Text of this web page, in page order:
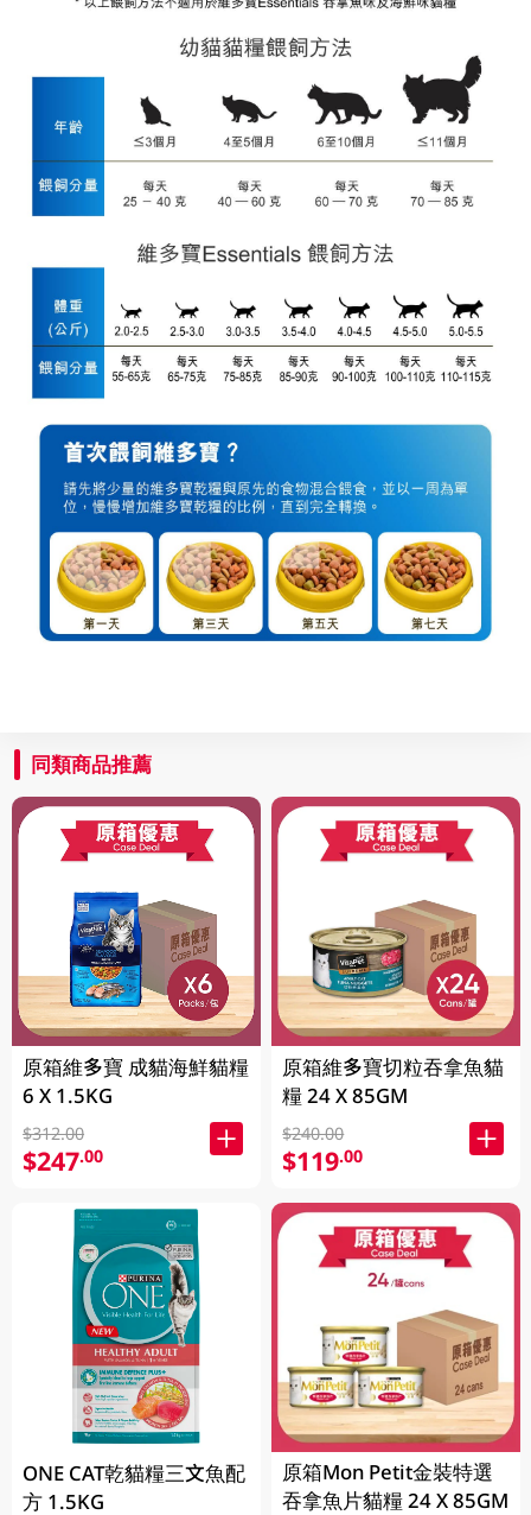
同類商品推薦
原箱維多寶 成貓海鮮貓糧
6 X 1.5KG
$312.00
$247.00
ONE CAT乾貓糧三文魚配
方 1.5KG
原箱維多寶切粒吞拿魚貓
糧 24 X 85GM
$240.00
$119.00
原箱Mon Petit金裝特選
吞拿魚片貓糧 24 X 85GM